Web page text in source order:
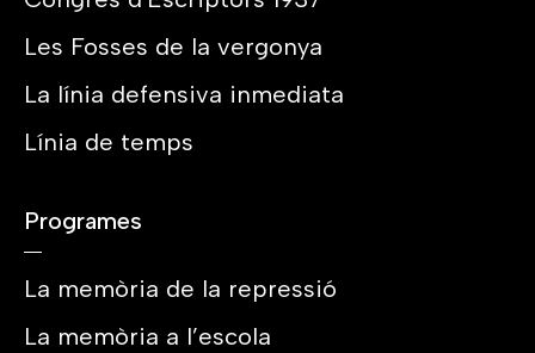
Les Fosses de la vergonya
La línia defensiva inmediata
Línia de temps
Programes
La memòria de la repressió
La memòria a l’escola